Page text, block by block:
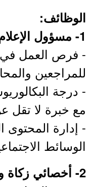
الوظائف:
1- مسؤول الإعلام الرقمي:
- فرص العمل في
للمراجعين
- درجة
مع خبرة لا تقل عن 4
- إدارة
الوسائط
2- أخصائي زكاة وضريبة: